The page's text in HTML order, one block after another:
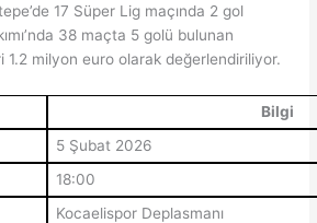
17 Süper Lig maçında 2 gol
38 maçta 5 golü bulunan
milyon euro olarak değerlendiriliyor.
Bilgi
5 Şubat 2026
18:00
Kocaelispor Deplasmanı